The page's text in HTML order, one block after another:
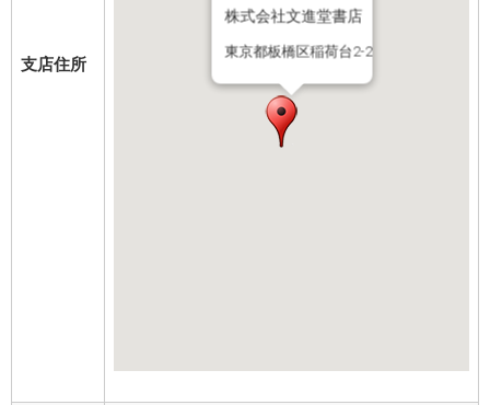
支店住所
株式会社文進堂書店
東京都板橋区稲荷台2-2